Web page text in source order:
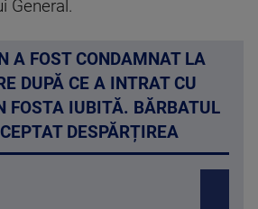
General.
A FOST CONDAMNAT LA
DUPĂ CE A INTRAT CU
FOSTA IUBITĂ. BĂRBATUL
DESPĂRȚIREA